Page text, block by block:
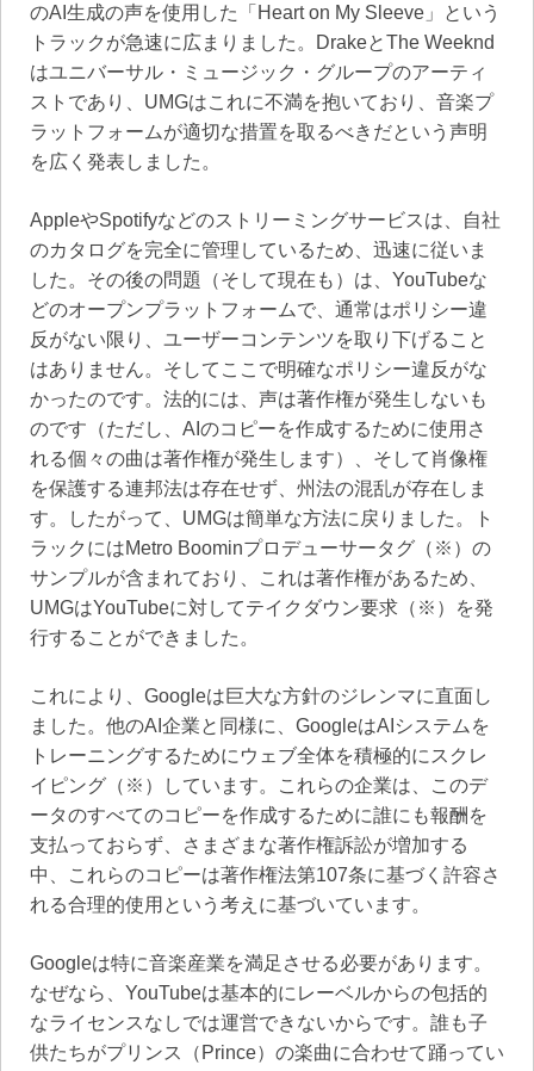
のAI生成の声を使用した「Heart on My Sleeve」という
トラックが急速に広まりました。DrakeとThe Weeknd
はユニバーサル・ミュージック・グループのアーティ
ストであり、UMGはこれに不満を抱いており、音楽プ
ラットフォームが適切な措置を取るべきだという声明
を広く発表しました。
AppleやSpotifyなどのストリーミングサービスは、自社
のカタログを完全に管理しているため、迅速に従いま
した。その後の問題（そして現在も）は、YouTubeな
どのオープンプラットフォームで、通常はポリシー違
反がない限り、ユーザーコンテンツを取り下げること
はありません。そしてここで明確なポリシー違反がな
かったのです。法的には、声は著作権が発生しないも
のです（ただし、AIのコピーを作成するために使用さ
れる個々の曲は著作権が発生します）、そして肖像権
を保護する連邦法は存在せず、州法の混乱が存在しま
す。したがって、UMGは簡単な方法に戻りました。ト
ラックにはMetro Boominプロデューサータグ（※）の
サンプルが含まれており、これは著作権があるため、
UMGはYouTubeに対してテイクダウン要求（※）を発
行することができました。
これにより、Googleは巨大な方針のジレンマに直面し
ました。他のAI企業と同様に、GoogleはAIシステムを
トレーニングするためにウェブ全体を積極的にスクレ
イピング（※）しています。これらの企業は、このデ
ータのすべてのコピーを作成するために誰にも報酬を
支払っておらず、さまざまな著作権訴訟が増加する
中、これらのコピーは著作権法第107条に基づく許容さ
れる合理的使用という考えに基づいています。
Googleは特に音楽産業を満足させる必要があります。
なぜなら、YouTubeは基本的にレーベルからの包括的
なライセンスなしでは運営できないからです。誰も子
供たちがプリンス（Prince）の楽曲に合わせて踊ってい